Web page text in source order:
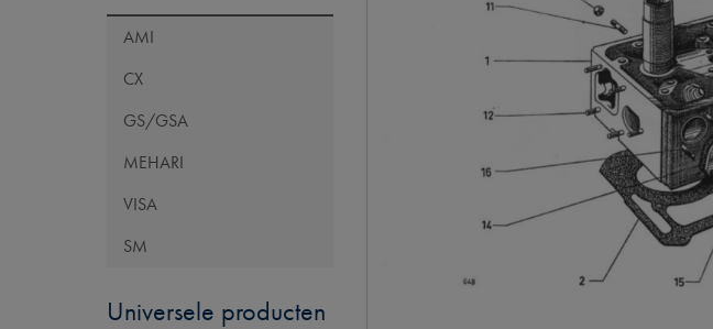
AMI
CX
GS/GSA
MEHARI
VISA
SM
Universele producten